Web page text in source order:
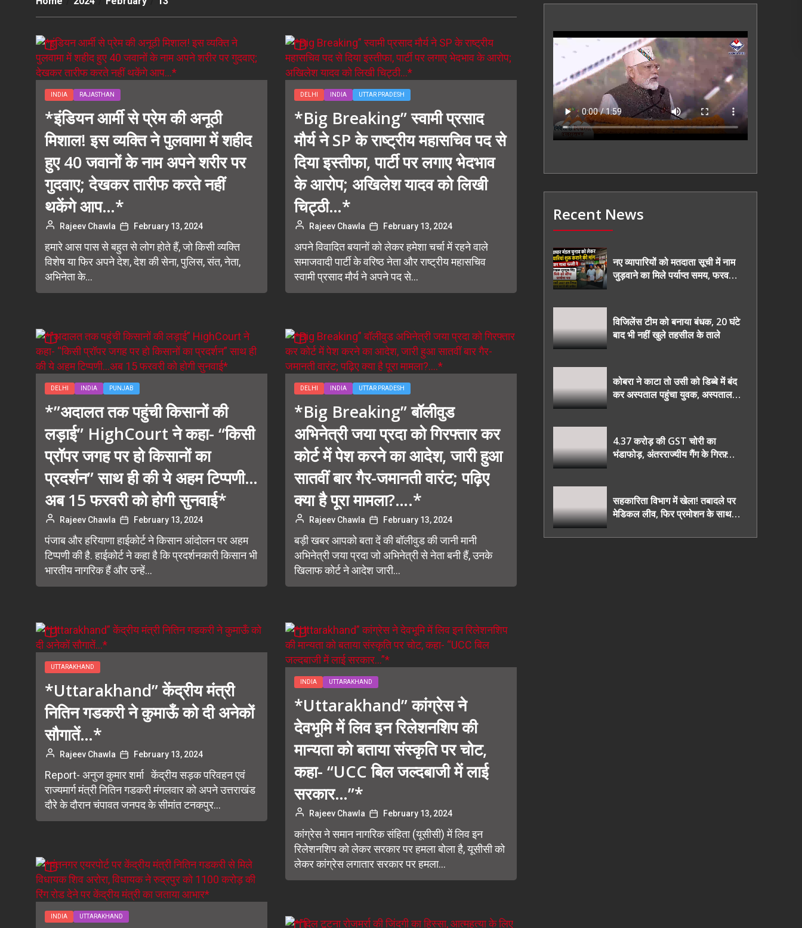
INDIA RAJASTHAN
*इंडियन आर्मी से प्रेम की अनूठी
मिशाल! इस व्यक्ति ने पुलवामा में शहीद
हुए 40 जवानों के नाम अपने शरीर पर
गुदवाए; देखकर तारीफ करते नहीं
थकेंगे आप…*
Rajeev Chawla February 13, 2024
हमारे आस पास से बहुत से लोग होते हैं, जो किसी व्यक्ति
विशेष या फिर अपने देश, देश की सेना, पुलिस, संत, नेता,
अभिनेता के...
DELHI INDIA UTTAR PRADESH
*Big Breaking” स्वामी प्रसाद
मौर्य ने SP के राष्ट्रीय महासचिव पद से
दिया इस्तीफा, पार्टी पर लगाए भेदभाव
के आरोप; अखिलेश यादव को लिखी
चिट्ठी…*
Rajeev Chawla February 13, 2024
अपने विवादित बयानों को लेकर हमेशा चर्चा में रहने वाले
समाजवादी पार्टी के वरिष्ठ नेता और राष्ट्रीय महासचिव
स्वामी प्रसाद मौर्य ने अपने पद से...
DELHI INDIA PUNJAB
*”अदालत तक पहुंची किसानों की
लड़ाई” HighCourt ने कहा- “किसी
प्रॉपर जगह पर हो किसानों का
प्रदर्शन” साथ ही की ये अहम टिप्पणी…
अब 15 फरवरी को होगी सुनवाई*
Rajeev Chawla February 13, 2024
पंजाब और हरियाणा हाईकोर्ट ने किसान आंदोलन पर अहम
टिप्पणी की है. हाईकोर्ट ने कहा है कि प्रदर्शनकारी किसान भी
भारतीय नागरिक हैं और उन्हें...
DELHI INDIA UTTAR PRADESH
*Big Breaking” बॉलीवुड
अभिनेत्री जया प्रदा को गिरफ्तार कर
कोर्ट में पेश करने का आदेश, जारी हुआ
सातवीं बार गैर-जमानती वारंट; पढ़िए
क्या है पूरा मामला?….*
Rajeev Chawla February 13, 2024
बड़ी खबर आपको बता दें की बॉलीवुड की जानी मानी
अभिनेत्री जया प्रदा जो अभिनेत्री से नेता बनी हैं, उनके
खिलाफ कोर्ट ने आदेश जारी...
UTTARAKHAND
*Uttarakhand” केंद्रीय मंत्री
नितिन गडकरी ने कुमाऊँ को दी अनेकों
सौगातें…*
Rajeev Chawla February 13, 2024
Report- अनुज कुमार शर्मा केंद्रीय सड़क परिवहन एवं
राज्यमार्ग मंत्री नितिन गडकरी मंगलवार को अपने उत्तराखंड
दौरे के दौरान चंपावत जनपद के सीमांत टनकपुर...
INDIA UTTARAKHAND
*Uttarakhand” कांग्रेस ने
देवभूमि में लिव इन रिलेशनशिप की
मान्यता को बताया संस्कृति पर चोट,
कहा- “UCC बिल जल्दबाजी में लाई
सरकार…”*
Rajeev Chawla February 13, 2024
कांग्रेस ने समान नागरिक संहिता (यूसीसी) में लिव इन
रिलेशनशिप को लेकर सरकार पर हमला बोला है, यूसीसी को
लेकर कांग्रेस लगातार सरकार पर हमला...
INDIA UTTARAKHAND
Recent News
नए व्यापारियों को मतदाता सूची में नाम
जुड़वाने का मिले पर्याप्त समय, फरवरी
विजिलेंस टीम को बनाया बंधक, 20 घंटे
बाद भी नहीं खुले तहसील के ताले
कोबरा ने काटा तो उसी को डिब्बे में बंद
कर अस्पताल पहुंचा युवक, अस्पताल में
4.37 करोड़ की GST चोरी का
भंडाफोड़, अंतरराज्यीय गैंग के गिरफ़्तार
सहकारिता विभाग में खेला! तबादले पर
मेडिकल लीव, फिर प्रमोशन के साथ